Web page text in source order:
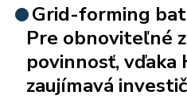
Grid-forming
Pre obnoviteľné
povinnosť, vďaka
zaujímavá